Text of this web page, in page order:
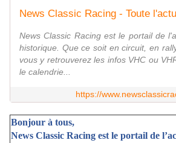
News Classic Racing est le portail de
historique. Que ce soit en circuit, en
vous y retrouverez les infos VHC ou
le calendrie...
https://
Bonjour à tous,
News Classic Racing est le portail de